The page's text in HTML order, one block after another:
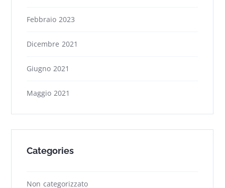
Febbraio 2023
Dicembre 2021
Giugno 2021
Maggio 2021
Categories
Non categorizzato